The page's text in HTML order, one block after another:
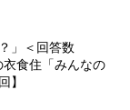
」＜回答数
食住「みんなの
】